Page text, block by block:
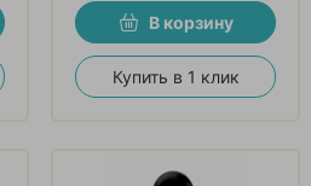
В корзину
Купить в 1 клик